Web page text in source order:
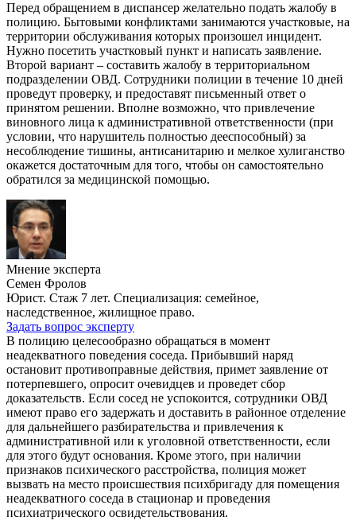
Перед обращением в диспансер желательно подать жалобу в
полицию. Бытовыми конфликтами занимаются участковые, на
территории обслуживания которых произошел инцидент.
Нужно посетить участковый пункт и написать заявление.
Второй вариант – составить жалобу в территориальном
подразделении ОВД. Сотрудники полиции в течение 10 дней
проведут проверку, и предоставят письменный ответ о
принятом решении. Вполне возможно, что привлечение
виновного лица к административной ответственности (при
условии, что нарушитель полностью дееспособный) за
несоблюдение тишины, антисанитарию и мелкое хулиганство
окажется достаточным для того, чтобы он самостоятельно
обратился за медицинской помощью.
Мнение эксперта
Семен Фролов
Юрист. Стаж 7 лет. Специализация: семейное,
наследственное, жилищное право.
Задать вопрос эксперту
В полицию целесообразно обращаться в момент
неадекватного поведения соседа. Прибывший наряд
остановит противоправные действия, примет заявление от
потерпевшего, опросит очевидцев и проведет сбор
доказательств. Если сосед не успокоится, сотрудники ОВД
имеют право его задержать и доставить в районное отделение
для дальнейшего разбирательства и привлечения к
административной или к уголовной ответственности, если
для этого будут основания. Кроме этого, при наличии
признаков психического расстройства, полиция может
вызвать на место происшествия психбригаду для помещения
неадекватного соседа в стационар и проведения
психиатрического освидетельствования.